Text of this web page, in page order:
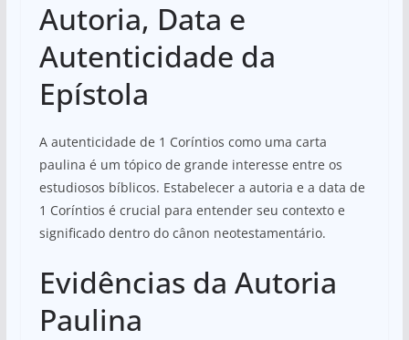
Autoria, Data e
Autenticidade da
Epístola
A autenticidade de 1 Coríntios como uma carta
paulina é um tópico de grande interesse entre os
estudiosos bíblicos. Estabelecer a autoria e a data de
1 Coríntios é crucial para entender seu contexto e
significado dentro do cânon neotestamentário.
Evidências da Autoria
Paulina